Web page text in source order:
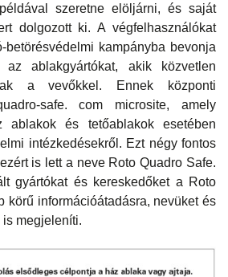
szeretne elöljárni, és saját
dolgozott ki. A végfelhasználókat
betörésvédelmi kampányba bevonja
ablakgyártókat, akik közvetlen
a vevőkkel. Ennek központi
safe. com microsite, amely
ablakok és tetőablakok esetében
intézkedésekről. Ezt négy fontos
is lett a neve Roto Quadro Safe.
gyártókat és kereskedőket a Roto
körű információátadásra, nevüket és
is megjeleníti.